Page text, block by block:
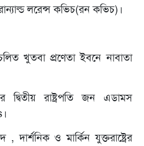
লরেন্স কভিচ(রন কভিচ)।
খুতবা প্রণেতা ইবনে নাবাতা
দ্বিতীয় রাষ্ট্রপতি জন এডামস
দার্শনিক ও মার্কিন যুক্তরাষ্ট্রের